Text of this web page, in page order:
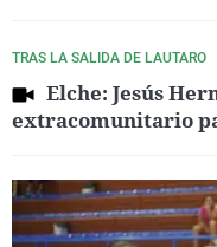
TRAS LA SALIDA DE LAUTARO
Elche: Jesús
extracomunitario